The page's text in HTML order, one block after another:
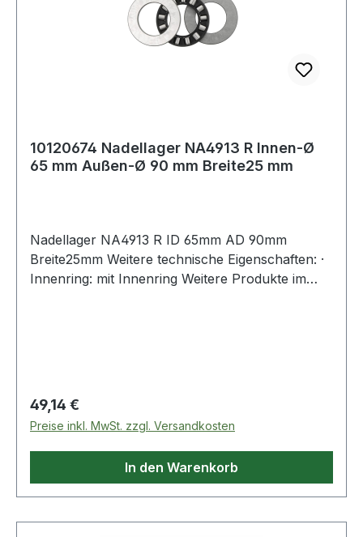
10120674 Nadellager NA4913 R Innen-Ø
65 mm Außen-Ø 90 mm Breite25 mm
Nadellager NA4913 R ID 65mm AD 90mm
Breite25mm Weitere technische Eigenschaften: ·
Innenring: mit Innenring Weitere Produkte im
Regulärer Preis:
49,14 €
Preise inkl. MwSt. zzgl. Versandkosten
In den Warenkorb